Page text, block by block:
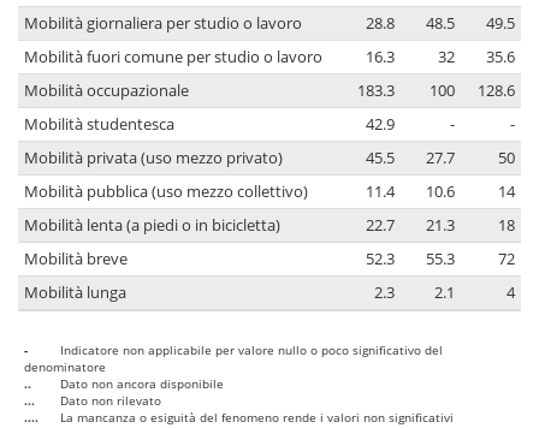
Mobilità giornaliera per studio o lavoro 28.8 48.5
49.5
Mobilità fuori comune per studio o lavoro
16.3 32
35.6
Mobilità occupazionale
183.3 100
128.6
Mobilità studentesca
42.9 -
-
Mobilità privata (uso mezzo privato)
45.5 27.7
50
Mobilità pubblica (uso mezzo collettivo)
11.4 10.6
14
Mobilità lenta (a piedi o in bicicletta)
22.7 21.3
18
Mobilità breve
52.3 55.3
72
Mobilità lunga
2.3 2.1 4
-
Indicatore non applicabile per valore nullo o poco significativo del
denominatore
..
Dato non ancora disponibile
...
Dato non rilevato
....
La mancanza o esiguità del fenomeno rende i valori non significativi